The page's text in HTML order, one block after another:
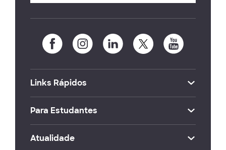
Links Rápidos
Para Estudantes
Atualidade